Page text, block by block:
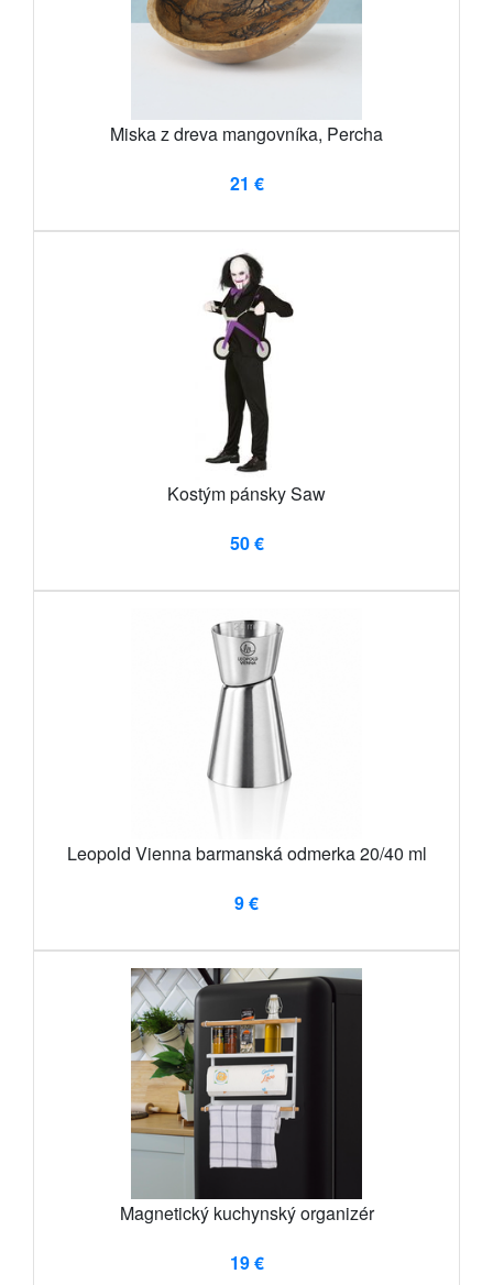
Miska z dreva mangovníka, Percha
21 €
Kostým pánsky Saw
50 €
Leopold Vienna barmanská odmerka 20/40 ml
9 €
Magnetický kuchynský organizér
19 €